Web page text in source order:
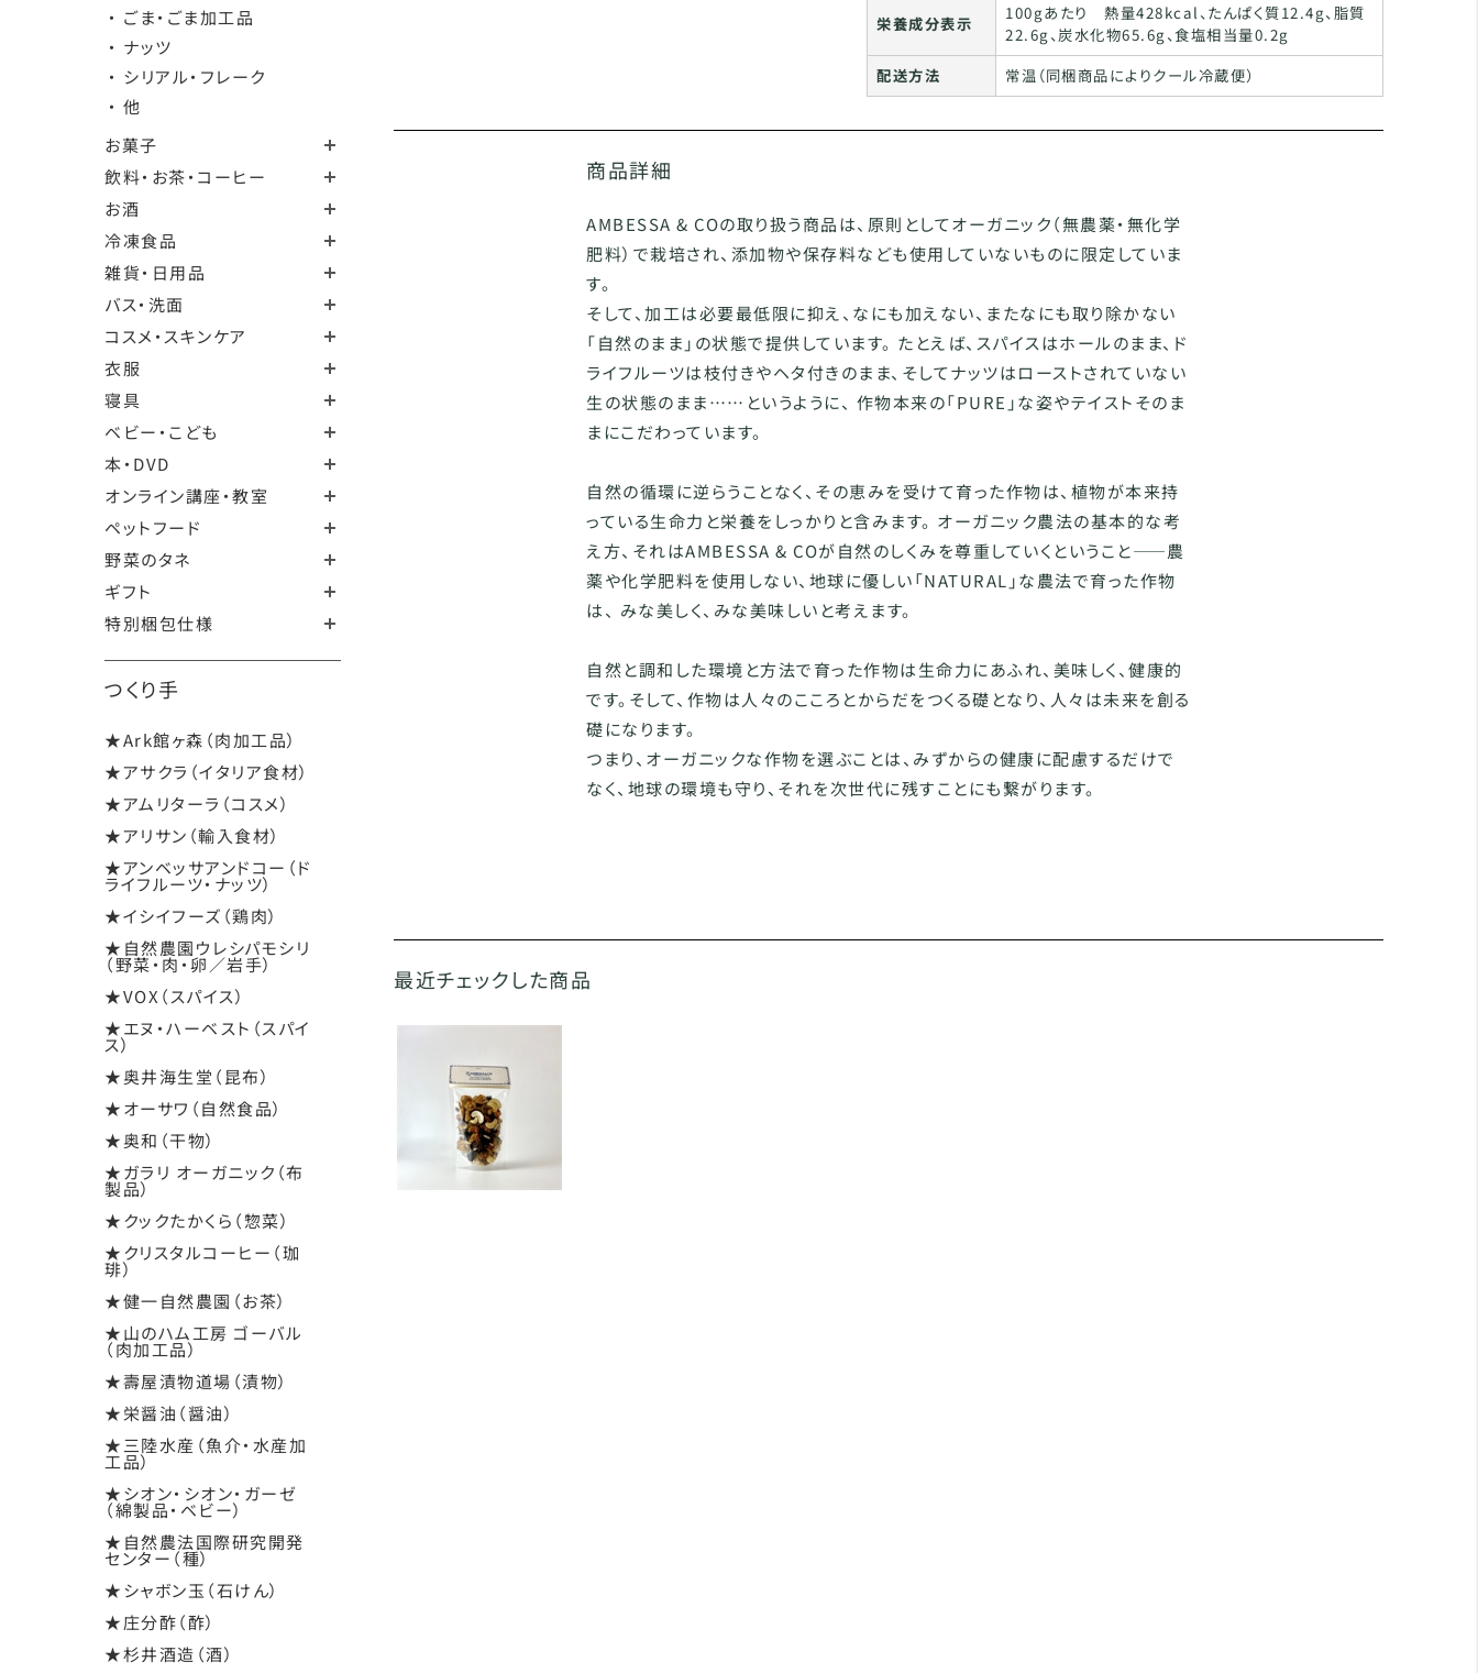
・ ごま・ごま加工品
・ ナッツ
・ シリアル・フレーク
・ 他
お菓子
飲料・お茶・コーヒー
お酒
冷凍食品
雑貨・日用品
バス・洗面
コスメ・スキンケア
衣服
寝具
ベビー・こども
本・DVD
オンライン講座・教室
ペットフード
野菜のタネ
ギフト
特別梱包仕様
つくり手
★Ark館ヶ森（肉加工品）
★アサクラ（イタリア食材）
★アムリターラ（コスメ）
★アリサン（輸入食材）
★アンベッサアンドコー（ド
ライフルーツ・ナッツ）
★イシイフーズ（鶏肉）
★自然農園ウレシパモシリ
（野菜・肉・卵／岩手）
★VOX（スパイス）
★エヌ・ハーベスト（スパイ
ス）
★奥井海生堂（昆布）
★オーサワ（自然食品）
★奥和（干物）
★ガラリ オーガニック（布
製品）
★クックたかくら（惣菜）
★クリスタルコーヒー（珈
琲）
★健一自然農園（お茶）
★山のハム工房 ゴーバル
（肉加工品）
★壽屋漬物道場（漬物）
★栄醤油（醤油）
★三陸水産（魚介・水産加
工品）
★シオン・シオン・ガーゼ
（綿製品・ベビー）
★自然農法国際研究開発
センター（種）
★シャボン玉（石けん）
★庄分酢（酢）
★杉井酒造（酒）
栄養成分表示
100gあたり 熱量428kcal、たんぱく質12.4g、脂質
22.6g、炭水化物65.6g、食塩相当量0.2g
配送方法
常温（同梱商品によりクール冷蔵便）
商品詳細
AMBESSA & COの取り扱う商品は、原則としてオーガニック（無農薬・無化学
肥料）で栽培され、添加物や保存料なども使用していないものに限定していま
す。
そして、加工は必要最低限に抑え、なにも加えない、またなにも取り除かない
「自然のまま」の状態で提供しています。 たとえば、スパイスはホールのまま、ド
ライフルーツは枝付きやヘタ付きのまま、そしてナッツはローストされていない
生の状態のまま……というように、 作物本来の「PURE」な姿やテイストそのま
まにこだわっています。
自然の循環に逆らうことなく、その恵みを受けて育った作物は、植物が本来持
っている生命力と栄養をしっかりと含みます。 オーガニック農法の基本的な考
え方、それはAMBESSA & COが自然のしくみを尊重していくということ――農
薬や化学肥料を使用しない、地球に優しい「NATURAL」な農法で育った作物
は、 みな美しく、みな美味しいと考えます。
自然と調和した環境と方法で育った作物は生命力にあふれ、美味しく、健康的
です。そして、作物は人々のこころとからだをつくる礎となり、人々は未来を創る
礎になります。
つまり、オーガニックな作物を選ぶことは、みずからの健康に配慮するだけで
なく、地球の環境も守り、それを次世代に残すことにも繋がります。
最近チェックした商品